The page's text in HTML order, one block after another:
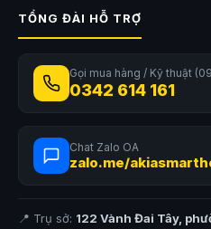
TỔNG ĐÀI HỖ TRỢ
Gọi mua hàng / Kỹ thuật
0342 614 161
Chat Zalo OA
zalo.me/
📍 Trụ sở: 122 Vành Đai Tây,